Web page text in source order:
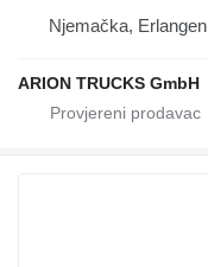
Njemačka, Erlangen
ARION TRUCKS GmbH